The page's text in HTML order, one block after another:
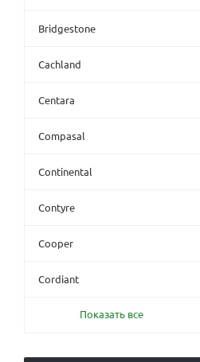
Bridgestone
Cachland
Centara
Compasal
Continental
Contyre
Cooper
Cordiant
Показать все